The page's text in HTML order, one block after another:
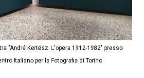
"André Kertész. L'opera 1912-1982" presso
Italiano per la Fotografia di Torino